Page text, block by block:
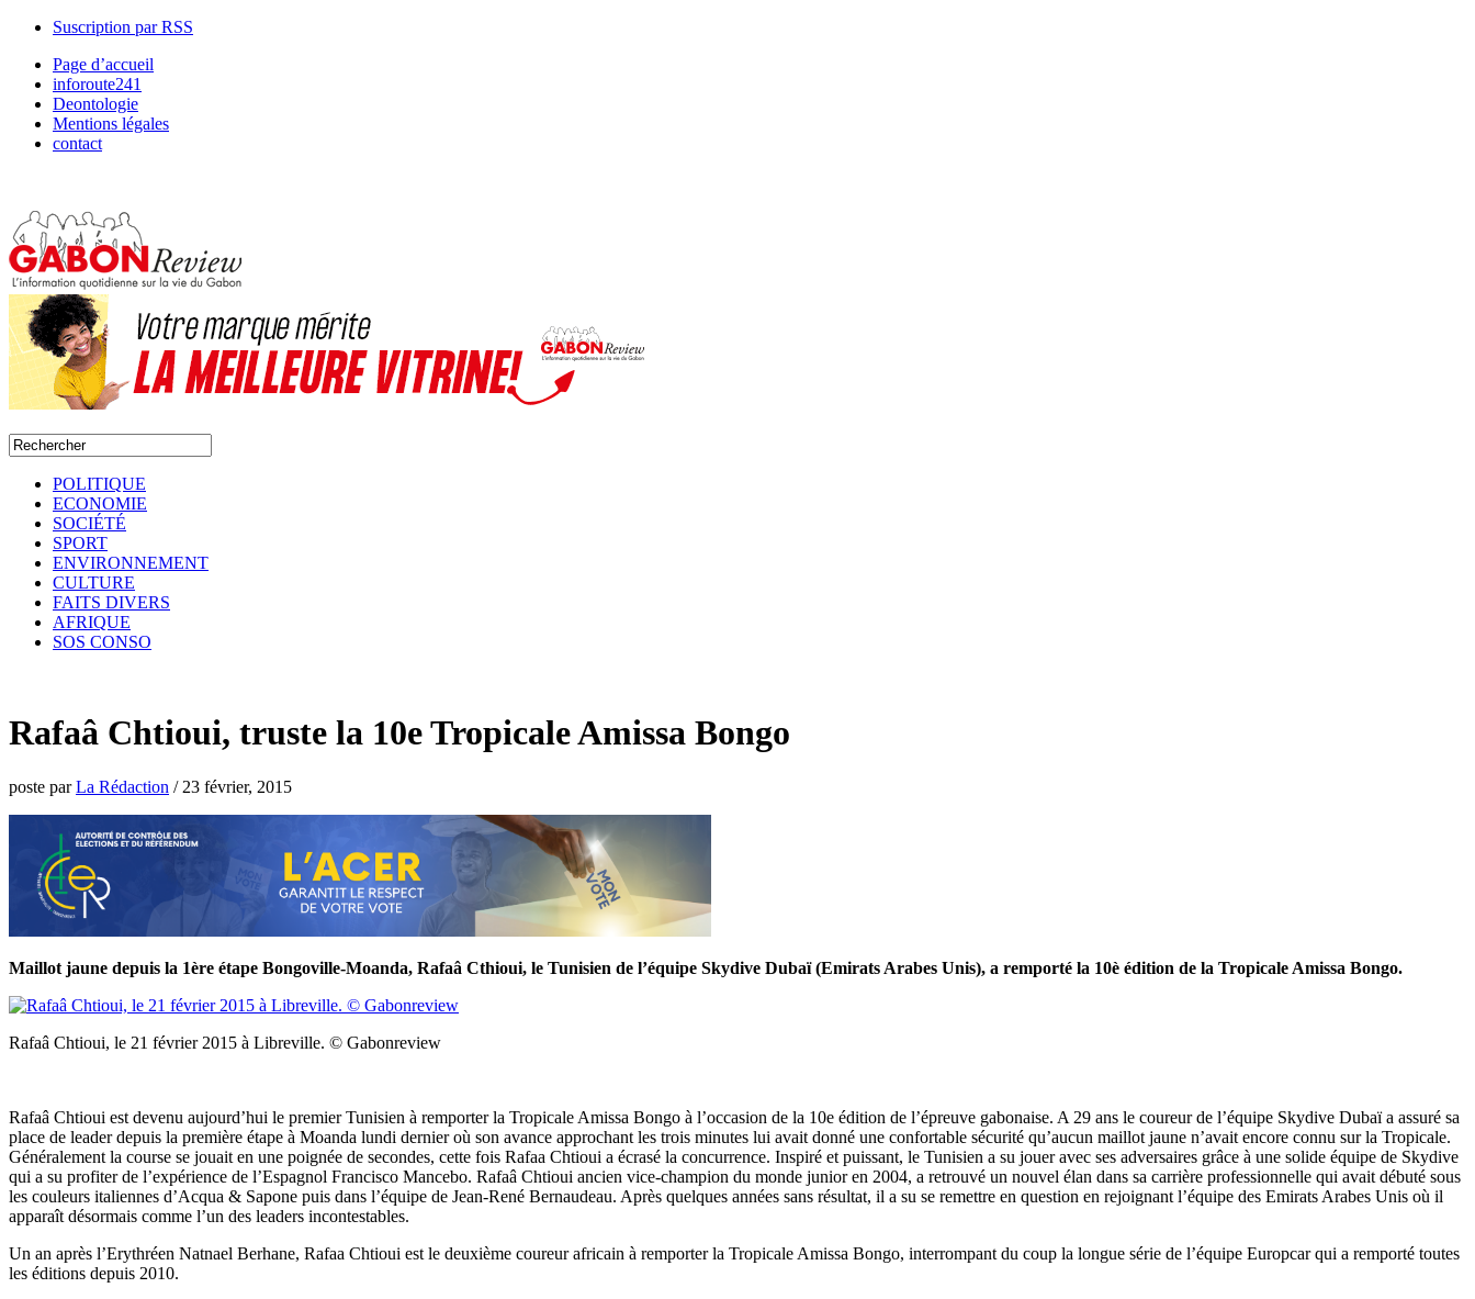
Suscription par RSS
Page d’accueil
inforoute241
Deontologie
Mentions légales
contact
POLITIQUE
ECONOMIE
SOCIÉTÉ
SPORT
ENVIRONNEMENT
CULTURE
FAITS DIVERS
AFRIQUE
SOS CONSO
Rafaâ Chtioui, truste la 10e Tropicale Amissa Bongo
poste parLa Rédaction / 23 février, 2015
Maillot jaune depuis la 1ère étape Bongoville-Moanda, Rafaâ Cthioui, le Tunisien de l’équipe Skydive Dubaï (Emirats Arabes Unis), a remporté la 10è édition de la Tropicale Amissa Bongo.
Rafaâ Chtioui, le 21 février 2015 à Libreville. © Gabonreview
Rafaâ Chtioui est devenu aujourd’hui le premier Tunisien à remporter la Tropicale Amissa Bongo à l’occasion de la 10e édition de l’épreuve gabonaise. A 29 ans le coureur de l’équipe Skydive Dubaï a assuré sa
place de leader depuis la première étape à Moanda lundi dernier où son avance approchant les trois minutes lui avait donné une confortable sécurité qu’aucun maillot jaune n’avait encore connu sur la Tropicale.
Généralement la course se jouait en une poignée de secondes, cette fois Rafaa Chtioui a écrasé la concurrence. Inspiré et puissant, le Tunisien a su jouer avec ses adversaires grâce à une solide équipe de Skydive
qui a su profiter de l’expérience de l’Espagnol Francisco Mancebo. Rafaâ Chtioui ancien vice-champion du monde junior en 2004, a retrouvé un nouvel élan dans sa carrière professionnelle qui avait débuté sous
les couleurs italiennes d’Acqua & Sapone puis dans l’équipe de Jean-René Bernaudeau. Après quelques années sans résultat, il a su se remettre en question en rejoignant l’équipe des Emirats Arabes Unis où il
apparaît désormais comme l’un des leaders incontestables.
Un an après l’Erythréen Natnael Berhane, Rafaa Chtioui est le deuxième coureur africain à remporter la Tropicale Amissa Bongo, interrompant du coup la longue série de l’équipe Europcar qui a remporté toutes
les éditions depuis 2010.